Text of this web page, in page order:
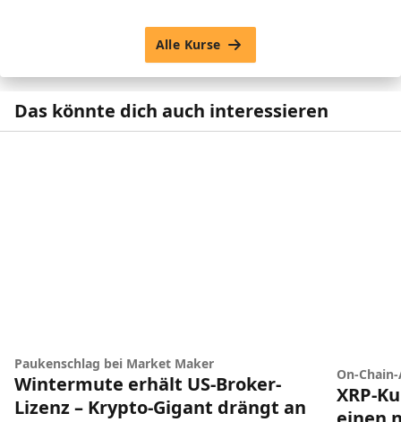
Alle Kurse
Das könnte dich auch interessieren
Paukenschlag bei Market Maker
Wintermute erhält US-Broker-
Lizenz – Krypto-Gigant drängt an
On-
XRP-